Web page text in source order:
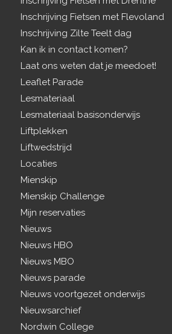
Inschrijving Fietsen met Flevoland
Inschrijving Zilte Teelt dag
Kan ik in contact komen?
Laat ons weten dat je meedoet!
Leaflet Parade
Lesmateriaal
Lesmateriaal basisonderwijs
Liftplekken
Liftwedstrijd
Locaties
Mienskip
Mienskip Challenge
Mijn reservaties
Nieuws
Nieuws HBO
Nieuws MBO
Nieuws parade
Nieuws voortgezet onderwijs
Nieuwsarchief
Nordwin College